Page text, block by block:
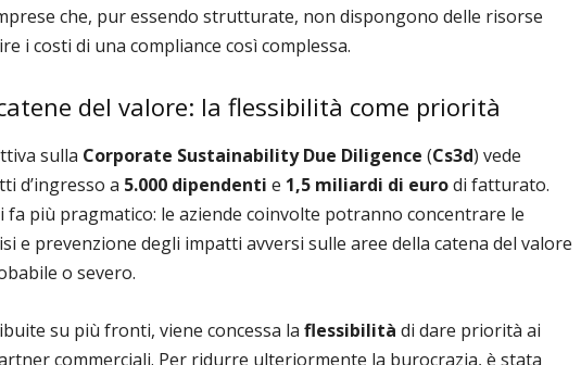
che, pur essendo strutturate, non dispongono delle risorse
i costi di una compliance così complessa.
del valore: la flessibilità come priorità
sulla Corporate Sustainability Due Diligence (Cs3d) vede
d’ingresso a 5.000 dipendenti e 1,5 miliardi di eurodi fatturato.
fa più pragmatico: le aziende coinvolte potranno concentrare le
e prevenzione degli impatti avversi sulle aree della catena del valore
o severo.
su più fronti, viene concessa la flessibilità di dare priorità ai
commerciali. Per ridurre ulteriormente la burocrazia, è stata